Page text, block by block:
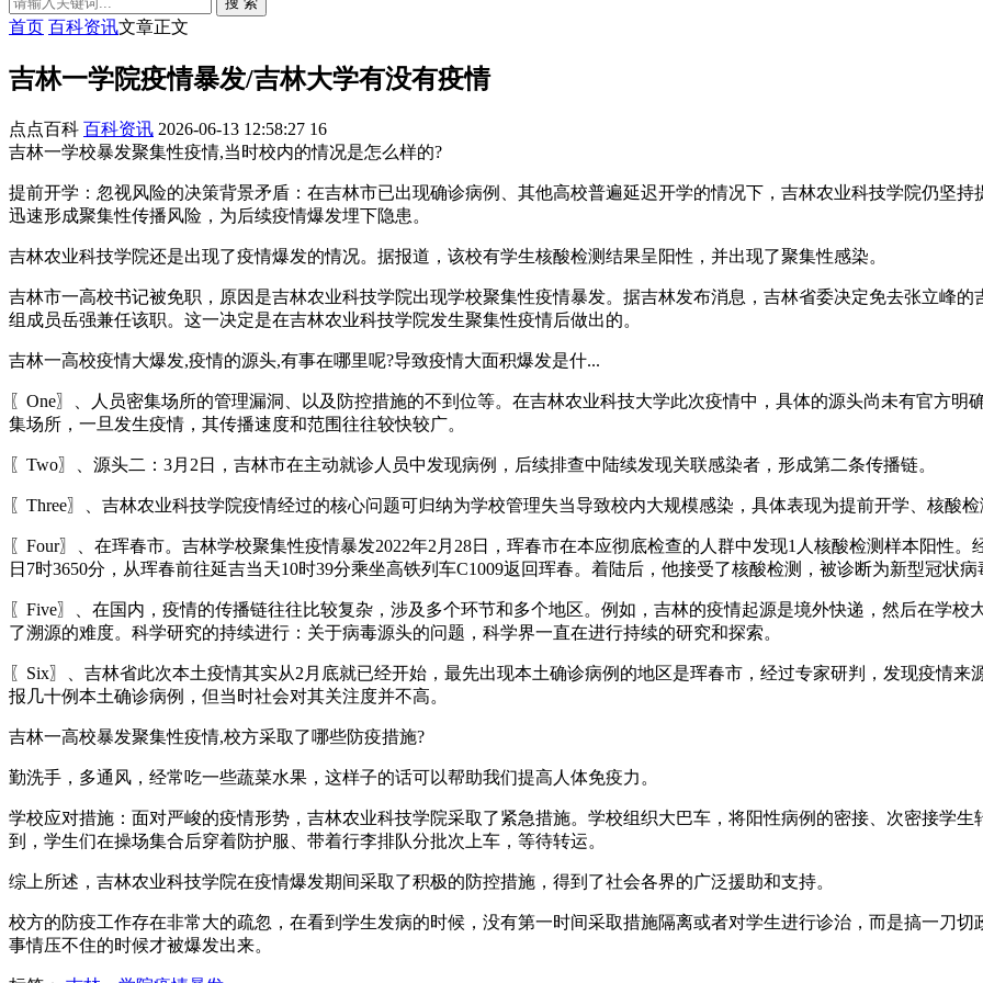
首页 百科资讯文章正文
吉林一学院疫情暴发/吉林大学有没有疫情
点点百科 百科资讯 2026-06-13 12:58:27 16
吉林一学校暴发聚集性疫情,当时校内的情况是怎么样的?
提前开学：忽视风险的决策背景矛盾：在吉林市已出现确诊病例、其他高校普遍延迟开学的情况下，吉林农业科技学院仍坚
迅速形成聚集性传播风险，为后续疫情爆发埋下隐患。
吉林农业科技学院还是出现了疫情爆发的情况。据报道，该校有学生核酸检测结果呈阳性，并出现了聚集性感染。
吉林市一高校书记被免职，原因是吉林农业科技学院出现学校聚集性疫情暴发。据吉林发布消息，吉林省委决定免去张立峰
组成员岳强兼任该职。这一决定是在吉林农业科技学院发生聚集性疫情后做出的。
吉林一高校疫情大爆发,疫情的源头,有事在哪里呢?导致疫情大面积爆发是什...
〖One〗、人员密集场所的管理漏洞、以及防控措施的不到位等。在吉林农业科技大学此次疫情中，具体的源头尚未有官方
集场所，一旦发生疫情，其传播速度和范围往往较快较广。
〖Two〗、源头二：3月2日，吉林市在主动就诊人员中发现病例，后续排查中陆续发现关联感染者，形成第二条传播链。
〖Three〗、吉林农业科技学院疫情经过的核心问题可归纳为学校管理失当导致校内大规模感染，具体表现为提前开学、核酸
〖Four〗、在珲春市。吉林学校聚集性疫情暴发2022年2月28日，珲春市在本应彻底检查的人群中发现1人核酸检测样本阳性
日7时3650分，从珲春前往延吉当天10时39分乘坐高铁列车C1009返回珲春。着陆后，他接受了核酸检测，被诊断为新型冠状
〖Five〗、在国内，疫情的传播链往往比较复杂，涉及多个环节和多个地区。例如，吉林的疫情起源是境外快递，然后在学
了溯源的难度。科学研究的持续进行：关于病毒源头的问题，科学界一直在进行持续的研究和探索。
〖Six〗、吉林省此次本土疫情其实从2月底就已经开始，最先出现本土确诊病例的地区是珲春市，经过专家研判，发现疫情
报几十例本土确诊病例，但当时社会对其关注度并不高。
吉林一高校暴发聚集性疫情,校方采取了哪些防疫措施?
勤洗手，多通风，经常吃一些蔬菜水果，这样子的话可以帮助我们提高人体免疫力。
学校应对措施：面对严峻的疫情形势，吉林农业科技学院采取了紧急措施。学校组织大巴车，将阳性病例的密接、次密接学
到，学生们在操场集合后穿着防护服、带着行李排队分批次上车，等待转运。
综上所述，吉林农业科技学院在疫情爆发期间采取了积极的防控措施，得到了社会各界的广泛援助和支持。
校方的防疫工作存在非常大的疏忽，在看到学生发病的时候，没有第一时间采取措施隔离或者对学生进行诊治，而是搞一刀
事情压不住的时候才被爆发出来。